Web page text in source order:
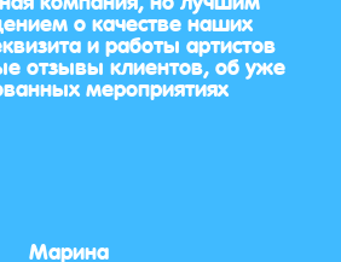
о качестве наших
и работы артистов
отзывы клиентов, об уже
мероприятиях
Марина